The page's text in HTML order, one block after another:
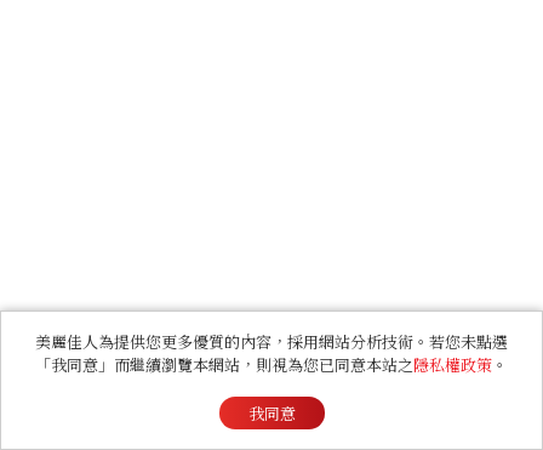
美麗佳人為提供您更多優質的內容，採用網站分析技術。若您未點選
「我同意」而繼續瀏覽本網站，則視為您已同意本站之隱私權政策 。
我同意